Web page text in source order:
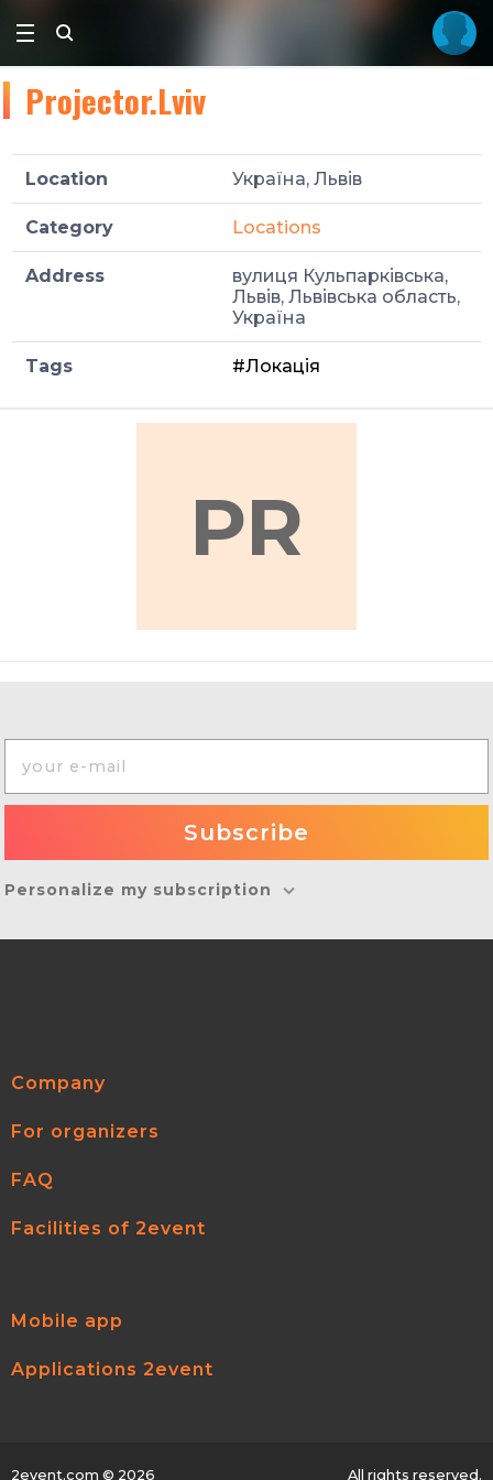
Projector.Lviv
Location Україна, Львів
Category Locations
Address
вулиця Кульпарківська,
Львів, Львівська область,
Україна
Tags #Локація
PR
Personalize my subscription
Company
For organizers
FAQ
Facilities of 2event
Mobile app
Applications 2event
2event.com © 2026 All rights reserved.